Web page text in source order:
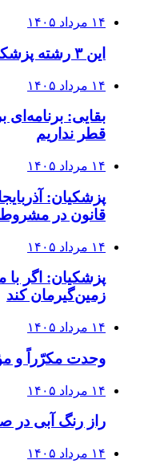
۱۴ مرداد ۱۴۰۵
این ۳ رشته پزشکی در دانشگاه‌ها مشتری ندارد!
۱۴ مرداد ۱۴۰۵
بقایی:
قطر نداریم
۱۴ مرداد ۱۴۰۵
پزشکیان:
قانون در
۱۴ مرداد ۱۴۰۵
پزشکیان: اگر با
زمین‌گیرمان کند
۱۴ مرداد ۱۴۰۵
وحدت مکرّراً و
۱۴ مرداد ۱۴۰۵
راز رنگ آبی در
۱۴ مرداد ۱۴۰۵